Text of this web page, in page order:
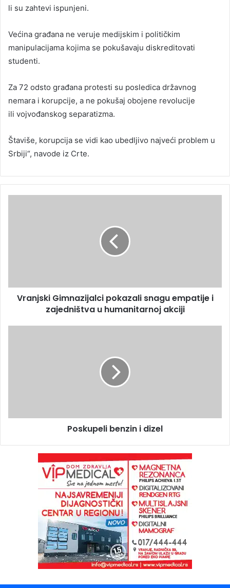
li su zahtevi ispunjeni.
Većina građana ne veruje medijskim i političkim
manipulacijama kojima se pokušavaju diskreditovati
studenti.
Za 72 odsto građana protesti su posledica državnog
nemara i korupcije, a ne pokušaj obojene revolucije
ili vojvođanskog separatizma.
Štaviše, korupcija se vidi kao ubedljivo najveći problem u
Srbiji“, navode iz Crte.
Vranjski Gimnazijalci pokazali snagu empatije i
zajedništva u humanitarnoj akciji
Poskupeli benzin i dizel